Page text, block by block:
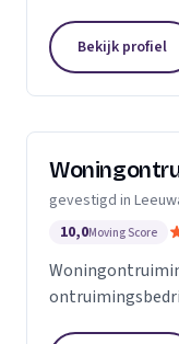
Bekijk profiel
gevestigd in
10,0Moving Score